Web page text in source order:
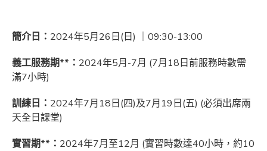
簡介日： 2024年5月26日(日) ｜09:30-13:00
義工服務期**： 2024年5月-7月 (7月18日前服務時數需
滿7小時)
訓練日： 2024年7月18日(四)及7月19日(五) (必須出席兩
天全日課堂)
實習期**： 2024年7月至12月 (實習時數達40小時，約10